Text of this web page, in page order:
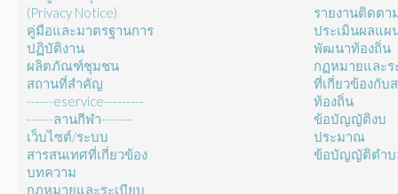
(Privacy Notice)
คู่มือและมาตรฐานการ
ปฏิบัติงาน
ผลิตภัณฑ์ชุมชน
สถานที่สำคัญ
------eservice---------
------ลานกีฬา-------
เว็บไซต์/ระบบ
สารสนเทศที่เกี่ยวข้อง
บทความ
กฏหมายและระเบียบ
รายงานติดตา
ประเมินผลแผ
พัฒนาท้องถิ่น
กฏหมายและร
ที่เกี่ยวข้องกับ
ท้องถิ่น
ข้อบัญญัติงบ
ประมาณ
ข้อบัญญัติตำบ